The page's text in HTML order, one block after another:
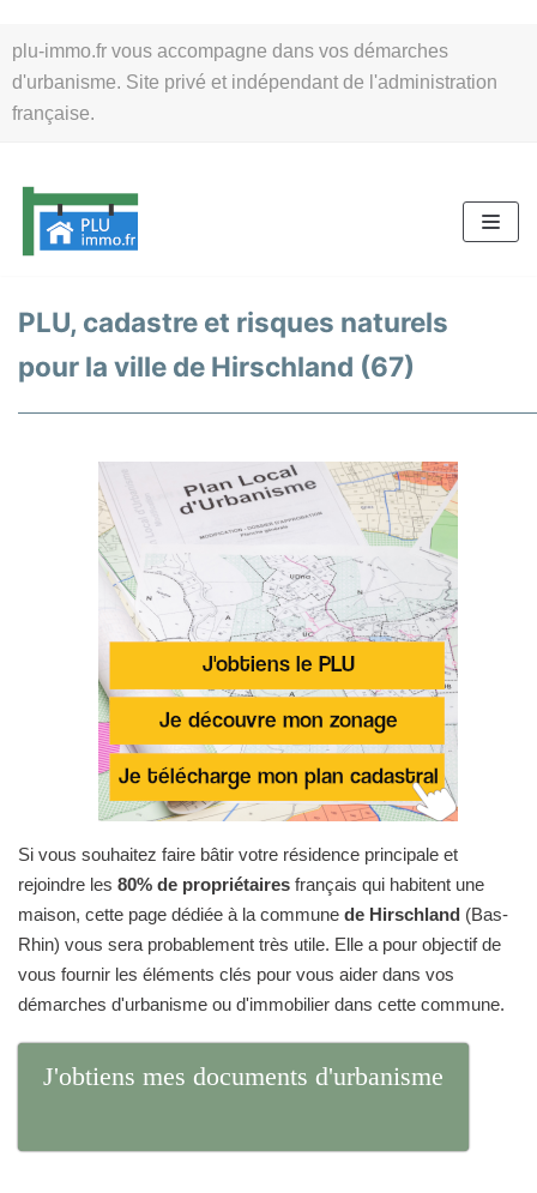
plu-immo.fr vous accompagne dans vos démarches
d'urbanisme. Site privé et indépendant de l'administration
française.
au
contenu
PLU, cadastre et risques naturels
pour la ville de Hirschland (67)
Si vous souhaitez faire bâtir votre résidence principale et
rejoindre les 80% de propriétaires français qui habitent une
maison, cette page dédiée à la commune de Hirschland (Bas-
Rhin) vous sera probablement très utile. Elle a pour objectif de
vous fournir les éléments clés pour vous aider dans vos
démarches d'urbanisme ou d'immobilier dans cette commune.
J'obtiens mes documents d'urbanisme